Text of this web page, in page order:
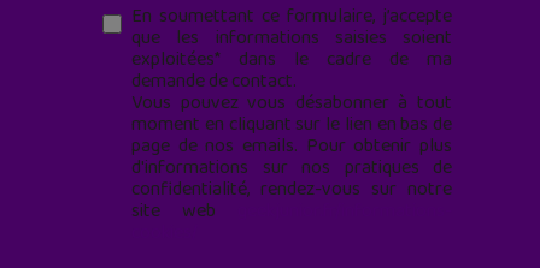
En soumettant ce formulaire, j’accepte
que les informations saisies soient
exploitées* dans le cadre de ma
demande de contact.
Vous pouvez vous désabonner à tout
moment en cliquant sur le lien en bas de
page de nos emails. Pour obtenir plus
d'informations sur nos pratiques de
confidentialité, rendez-vous sur notre
site web